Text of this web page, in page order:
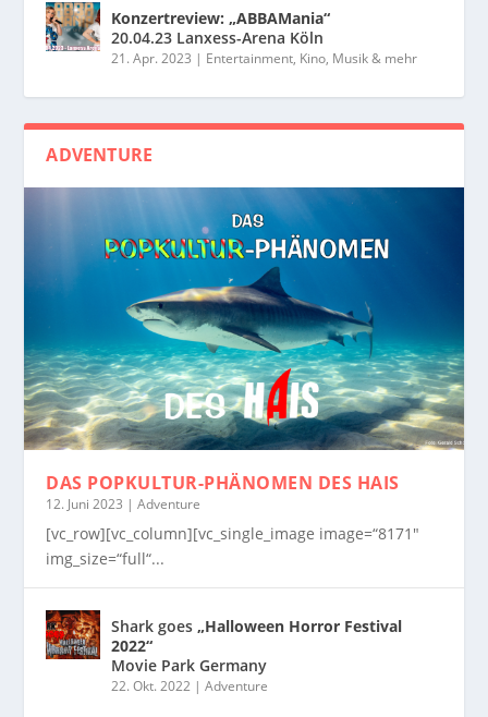
Konzertreview: „ABBAMania“
20.04.23 Lanxess-Arena Köln
21. Apr. 2023 | Entertainment, Kino, Musik & mehr
ADVENTURE
DAS POPKULTUR-PHÄNOMEN DES HAIS
12. Juni 2023 |Adventure
[vc_row][vc_column][vc_single_image image=“8171″
img_size=“full“...
Shark goes„Halloween Horror Festival
2022“
Movie Park Germany
22. Okt. 2022 |Adventure